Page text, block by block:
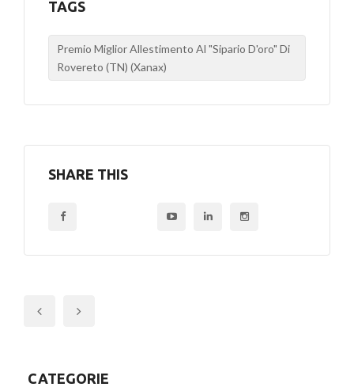
TAGS
Premio Miglior Allestimento Al "Sipario D'oro" Di
Rovereto (TN) (Xanax)
SHARE THIS
CATEGORIE